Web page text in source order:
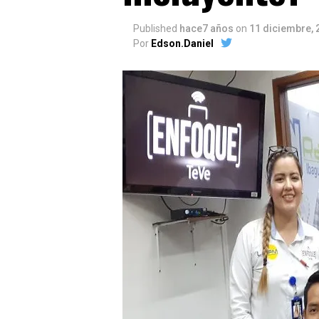
Published hace7 años on 11 diciembre,
Por Edson.Daniel